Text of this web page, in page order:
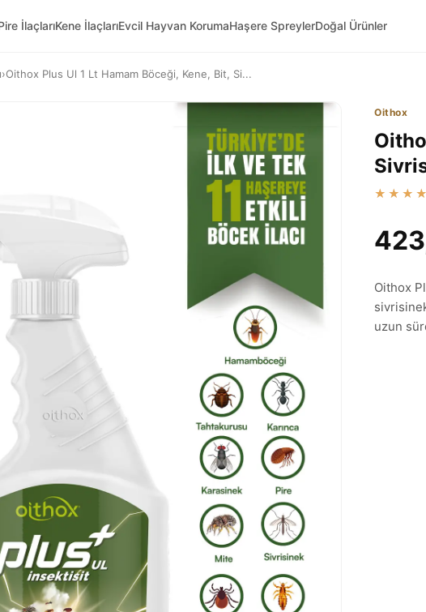
İlaçlarıKene İlaçlarıEvcil Hayvan KorumaHaşere SpreylerDoğal Ürünler
›Oithox Plus Ul 1 Lt Hamam Böceği, Kene, Bit, Si...
Oithox
Oithox
uzun